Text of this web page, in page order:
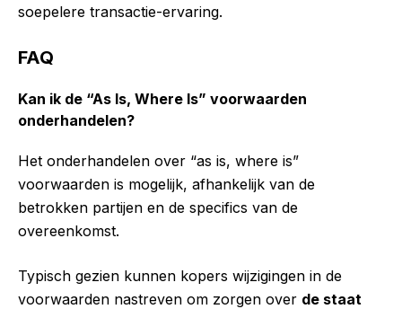
soepelere transactie-ervaring.
FAQ
Kan ik de “As Is, Where Is” voorwaarden
onderhandelen?
Het onderhandelen over “as is, where is”
voorwaarden is mogelijk, afhankelijk van de
betrokken partijen en de specifics van de
overeenkomst.
Typisch gezien kunnen kopers wijzigingen in de
voorwaarden nastreven om zorgen over de staat